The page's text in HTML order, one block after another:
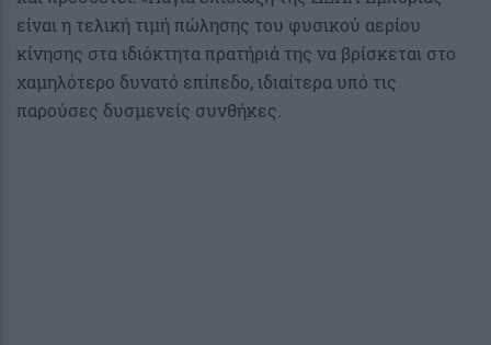
είναι η τελική τιμή πώλησης του φυσικού αερίου
κίνησης στα ιδιόκτητα πρατήριά της να βρίσκεται στο
χαμηλότερο δυνατό επίπεδο, ιδιαίτερα υπό τις
παρούσες δυσμενείς συνθήκες.